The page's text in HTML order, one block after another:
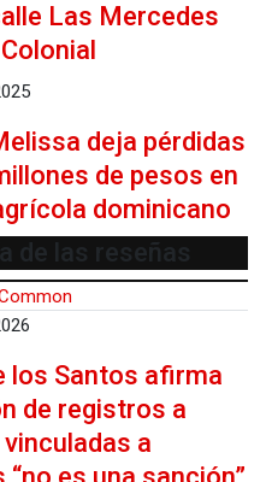
Las Mercedes
deja pérdidas
de pesos en
dominicano
de las reseñas
los Santos afirma
de registros a
a